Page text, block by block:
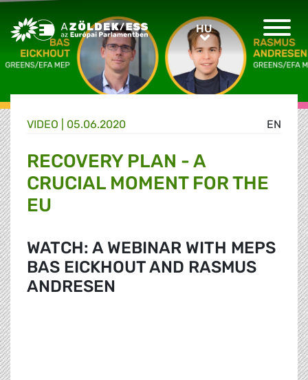
Greens/EFA Home HUHU
EN
VIDEO | 05.06.2020
RECOVERY PLAN - A
CRUCIAL MOMENT FOR THE
EU
WATCH: A WEBINAR WITH MEPS
BAS EICKHOUT AND RASMUS
ANDRESEN